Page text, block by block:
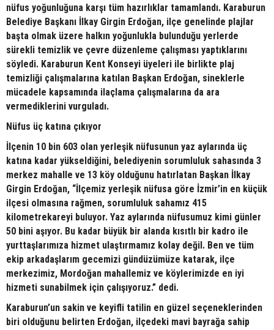
nüfus yoğunluğuna karşı tüm hazırlıklar tamamlandı. Karaburun
Belediye Başkanı İlkay Girgin Erdoğan, ilçe genelinde plajlar
başta olmak üzere halkın yoğunlukla bulunduğu yerlerde
sürekli temizlik ve çevre düzenleme çalışması yaptıklarını
söyledi. Karaburun Kent Konseyi üyeleri ile birlikte plaj
temizliği çalışmalarına katılan Başkan Erdoğan, sineklerle
mücadele kapsamında ilaçlama çalışmalarına da ara
vermediklerini vurguladı.
Nüfus üç katına çıkıyor
İlçenin 10 bin 603 olan yerleşik nüfusunun yaz aylarında üç
katına kadar yükseldiğini, belediyenin sorumluluk sahasında 3
merkez mahalle ve 13 köy olduğunu hatırlatan Başkan İlkay
Girgin Erdoğan, “İlçemiz yerleşik nüfusa göre İzmir’in en küçük
ilçesi olmasına rağmen, sorumluluk sahamız 415
kilometrekareyi buluyor. Yaz aylarında nüfusumuz kimi günler
50 bini aşıyor. Bu kadar büyük bir alanda kısıtlı bir kadro ile
yurttaşlarımıza hizmet ulaştırmamız kolay değil. Ben ve tüm
ekip arkadaşlarım gecemizi gündüzümüze katarak, ilçe
merkezimiz, Mordoğan mahallemiz ve köylerimizde en iyi
hizmeti sunabilmek için çalışıyoruz.” dedi.
Karaburun’un sakin ve keyifli tatilin en güzel seçeneklerinden
biri olduğunu belirten Erdoğan, ilçedeki mavi bayrağa sahip